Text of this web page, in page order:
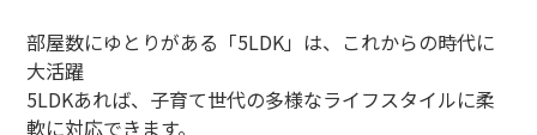
部屋数にゆとりがある「5LDK」は、これからの時代に
大活躍
5LDKあれば、子育て世代の多様なライフスタイルに柔
軟に対応できます。